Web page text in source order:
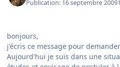
Publication: 16 septembre 2009
bonjours,
j'écris ce message pour
Aujourd'hui je suis dans une